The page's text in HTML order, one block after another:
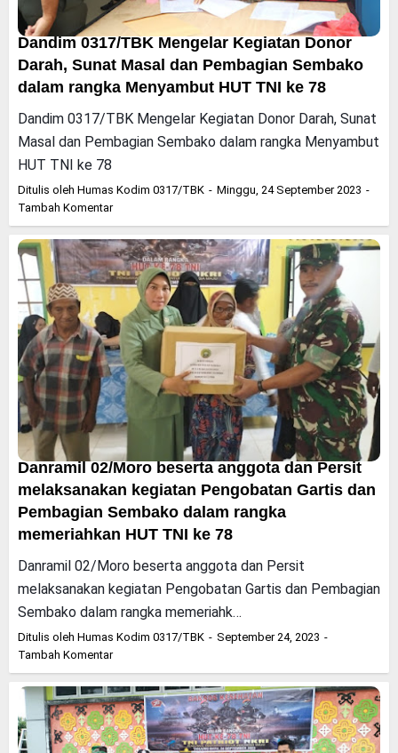
Dandim 0317/TBK Mengelar Kegiatan Donor
Darah, Sunat Masal dan Pembagian Sembako
dalam rangka Menyambut HUT TNI ke 78
Dandim 0317/TBK Mengelar Kegiatan Donor Darah, Sunat
Masal dan Pembagian Sembako dalam rangka Menyambut
HUT TNI ke 78
Ditulis oleh Humas Kodim 0317/TBK
Minggu, 24 September 2023
Tambah Komentar
Danramil 02/Moro beserta anggota dan Persit
melaksanakan kegiatan Pengobatan Gartis dan
Pembagian Sembako dalam rangka
memeriahkan HUT TNI ke 78
Danramil 02/Moro beserta anggota dan Persit
melaksanakan kegiatan Pengobatan Gartis dan Pembagian
Sembako dalam rangka memeriahk…
Ditulis oleh Humas Kodim 0317/TBK
September 24, 2023
Tambah Komentar